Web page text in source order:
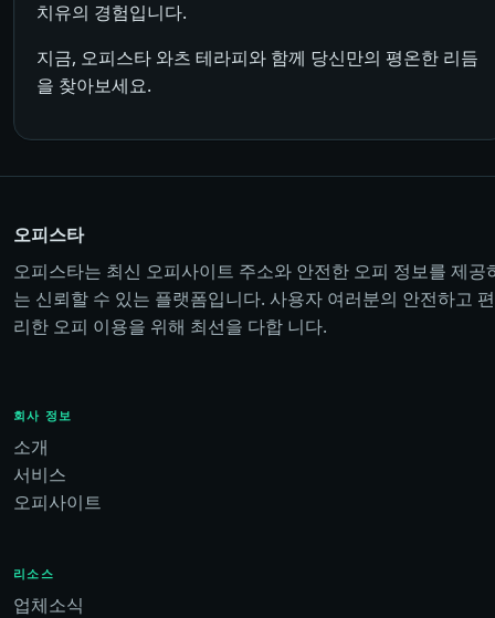
치유의 경험입니다.
지금, 오피스타 와츠 테라피와 함께 당신만의 평온한 리듬
을 찾아보세요.
오피스타
오피스타는 최신 오피사이트 주소와 안전한 오피 정보를 제공
는 신뢰할 수 있는 플랫폼입니다. 사용자 여러분의 안전하고 편
리한 오피 이용을 위해 최선을 다합 니다.
회사 정보
소개
서비스
오피사이트
리소스
업체소식